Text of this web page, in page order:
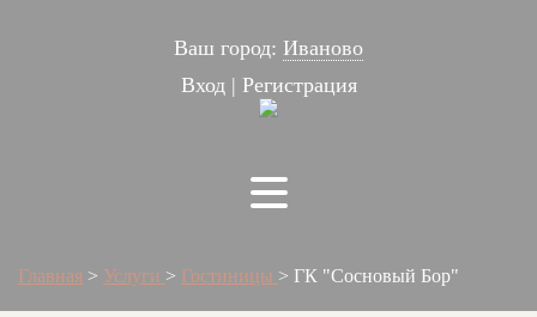
Ваш город: Иваново
Вход| Регистрация
Главная > Услуги > Гостиницы > ГК "Сосновый Бор"